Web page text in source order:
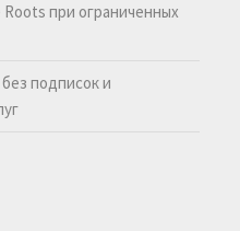
при ограниченных
подписок и